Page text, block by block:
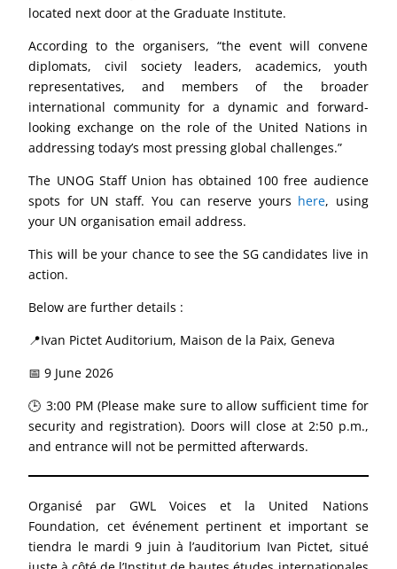
located next door at the Graduate Institute.
According to the organisers, “the event will convene
diplomats, civil society leaders, academics, youth
representatives, and members of the broader
international community for a dynamic and forward-
looking exchange on the role of the United Nations in
addressing today’s most pressing global challenges.”
The UNOG Staff Union has obtained 100 free audience
spots for UN staff. You can reserve yours here, using
your UN organisation email address.
This will be your chance to see the SG candidates live in
action.
Below are further details :
📍Ivan Pictet Auditorium, Maison de la Paix, Geneva
📅 9 June 2026
🕒 3:00 PM (Please make sure to allow sufficient time for
security and registration). Doors will close at 2:50 p.m.,
and entrance will not be permitted afterwards.
Organisé par GWL Voices et la United Nations
Foundation, cet événement pertinent et important se
tiendra le mardi 9 juin à l’auditorium Ivan Pictet, situé